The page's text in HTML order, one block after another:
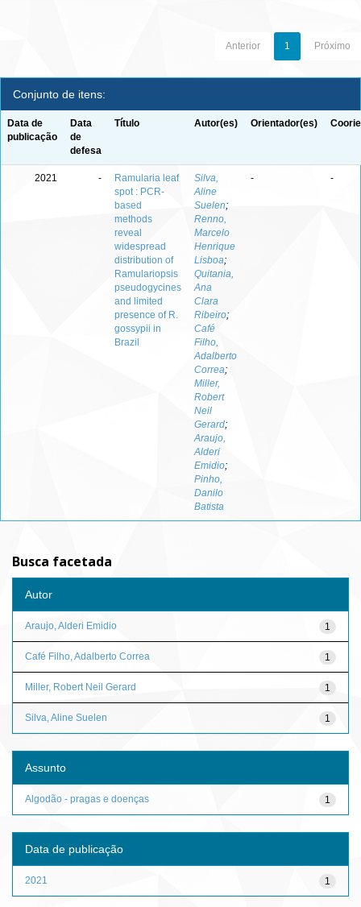
Anterior 1 Próximo
Conjunto de itens:
Data de
publicação
Data
de
defesa
Título Autor(es) Orientador(es)
2021 -
Ramularia leaf
spot : PCR-
based
methods
reveal
widespread
distribution of
Ramulariopsis
pseudogycines
and limited
presence of R.
gossypii in
Brazil
Silva,
Aline
Suelen;
Renno,
Marcelo
Henrique
Lisboa;
Quitania,
Ana
Clara
Ribeiro;
Café
Filho,
Adalberto
Correa;
Miller,
Robert
Neil
Gerard;
Araujo,
Alderi
Emidio;
Pinho,
Danilo
Batista
- -
Busca facetada
Autor
1
Araujo, Alderi Emidio
1
Café Filho, Adalberto Correa
1
Miller, Robert Neil Gerard
1
Silva, Aline Suelen
Assunto
1
Algodão - pragas e doenças
Data de publicação
1
2021